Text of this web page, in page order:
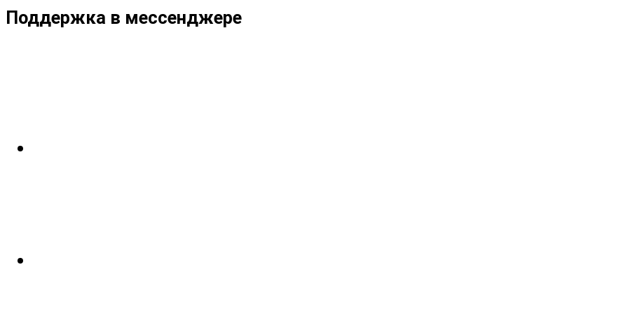
Поддержка в мессенджере